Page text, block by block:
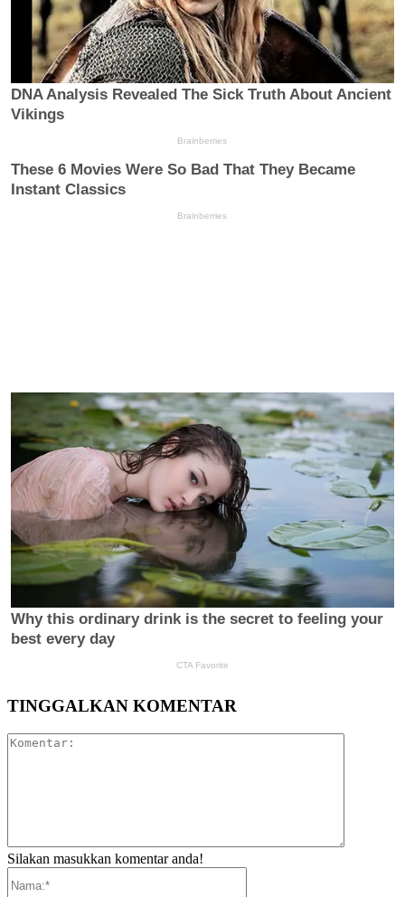
TINGGALKAN KOMENTAR
Silakan masukkan komentar anda!